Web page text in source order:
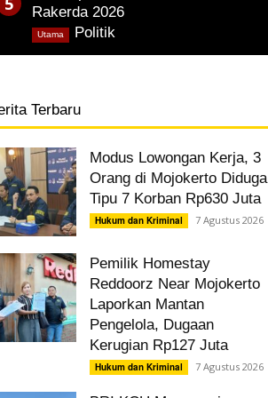
Rakerda 2026
Politik
Utama
Terbaru
Modus Lowongan Kerja, 3
Orang di Mojokerto Diduga
Tipu 7 Korban Rp630 Juta
Hukum dan Kriminal 7 Agustus 2026
Pemilik Homestay
Reddoorz Near Mojokerto
Laporkan Mantan
Pengelola, Dugaan
Kerugian Rp127 Juta
Hukum dan Kriminal 7 Agustus 2026